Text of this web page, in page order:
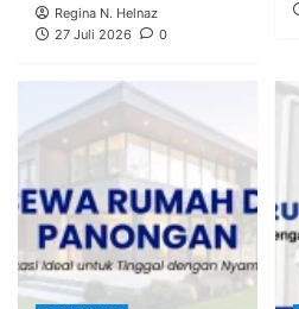
Regina N. Helnaz
27 Juli 2026
0